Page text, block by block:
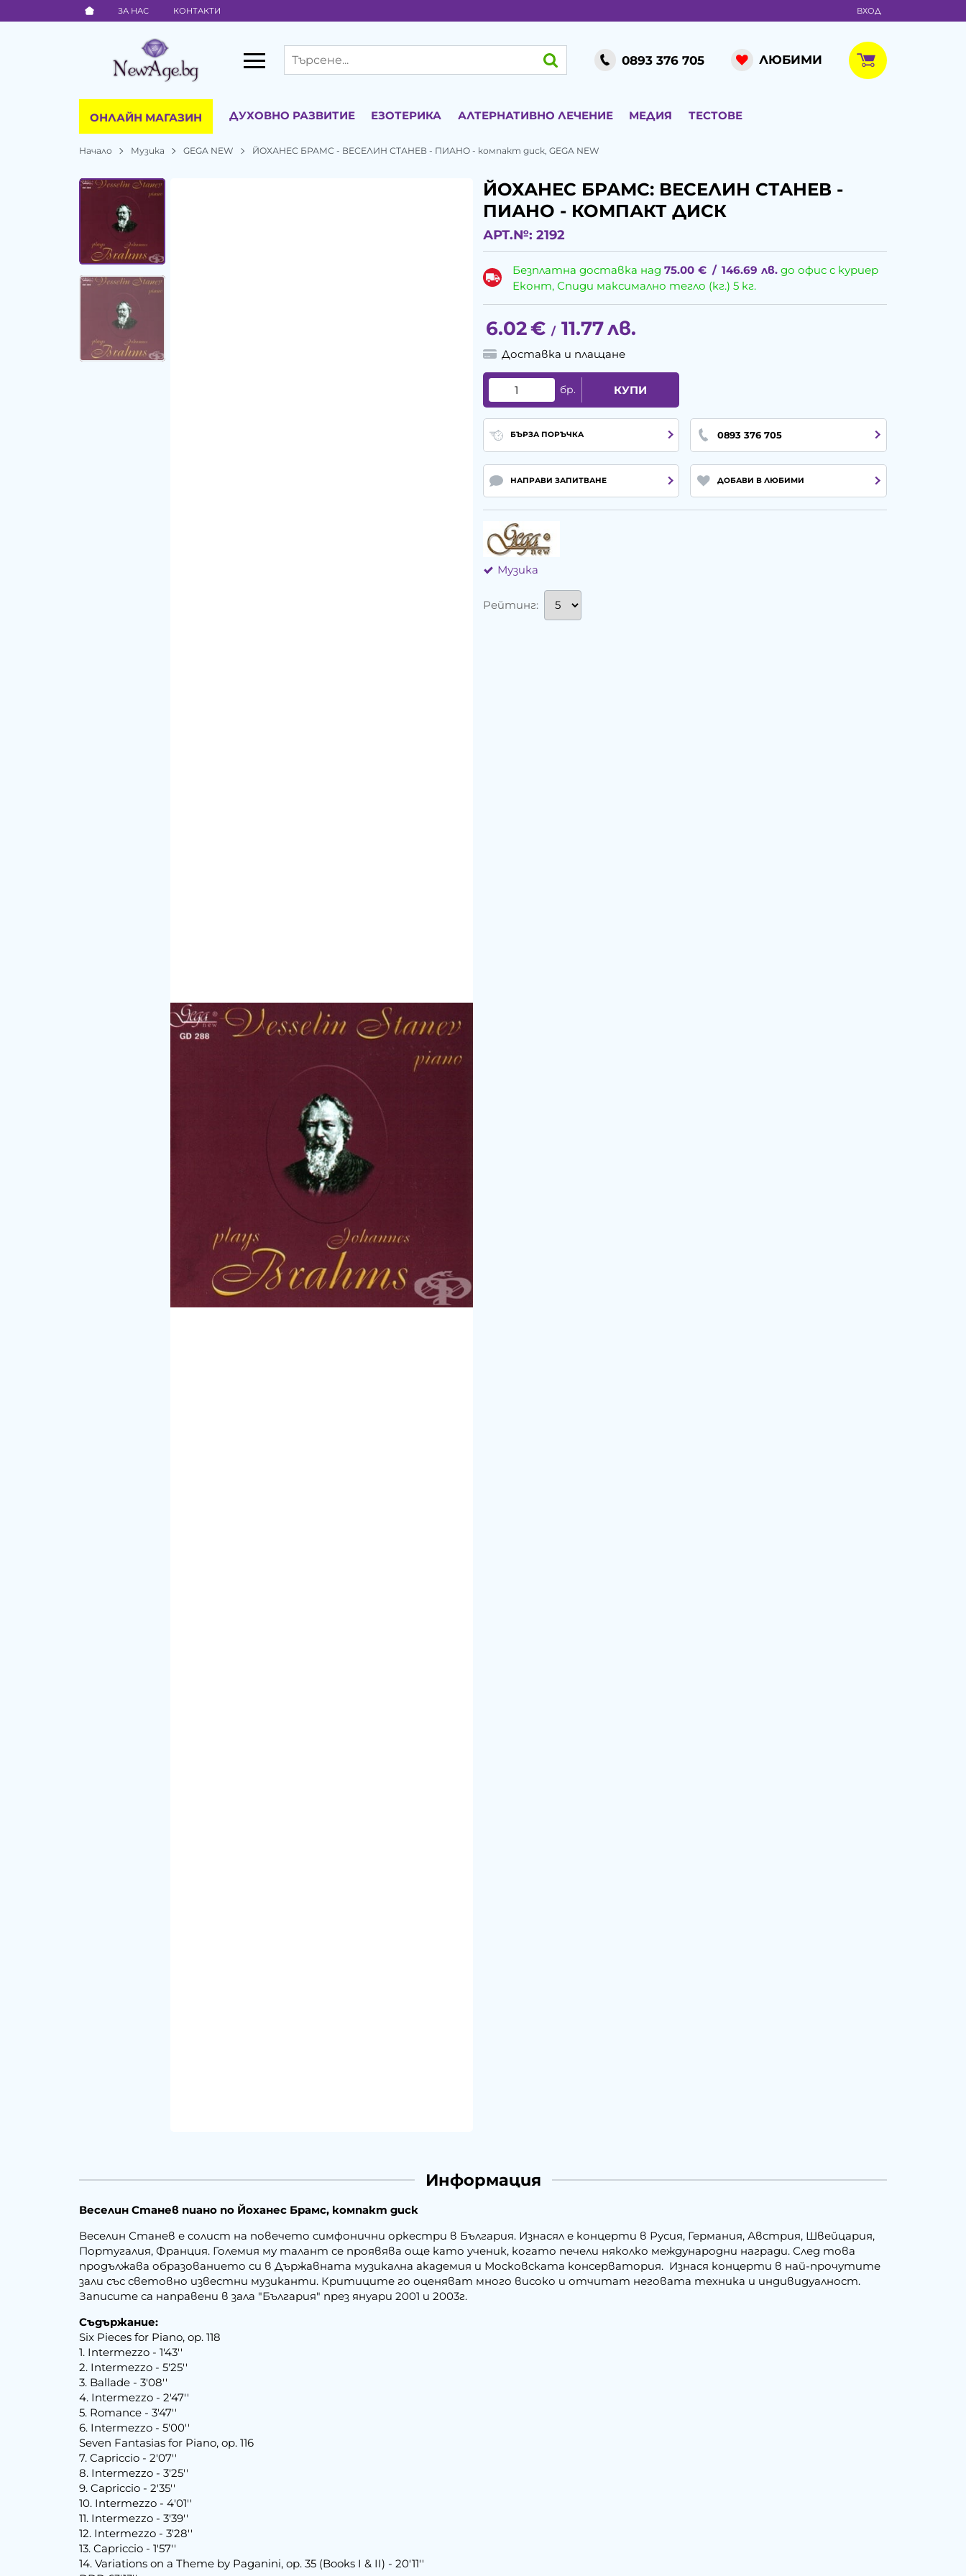
ЗА НАС КОНТАКТИ ВХОД
0893 376 705 ЛЮБИМИ
ОНЛАЙН МАГАЗИН ДУХОВНО РАЗВИТИЕ ЕЗОТЕРИКА АЛТЕРНАТИВНО ЛЕЧЕНИЕ МЕДИЯ ТЕСТОВЕ
Начало Музика GEGA NEW ЙОХАНЕС БРАМС - ВЕСЕЛИН СТАНЕВ - ПИАНО - компакт диск, GEGA NEW
ЙОХАНЕС БРАМС: ВЕСЕЛИН СТАНЕВ -
ПИАНО - КОМПАКТ ДИСК
АРТ.№: 2192
Безплатна доставка над75.00 € / 146.69 лв. до офис с куриер
Еконт, Спиди максимално тегло (кг.) 5 кг.
6.02€ / 11.77лв.
Доставка и плащане
бр. КУПИ
БЪРЗА ПОРЪЧКА 0893 376 705
НАПРАВИ ЗАПИТВАНЕ ДОБАВИ В ЛЮБИМИ
Музика
Рейтинг:
Информация
Веселин Станев пиано по Йоханес Брамс, компакт диск
Веселин Станев е солист на повечето симфонични оркестри в България. Изнасял е концерти в Русия, Германия, Австрия, Швейцария,
Португалия, Франция. Големия му талант се проявява още като ученик, когато печели няколко международни награди. След това
продължава образованието си в Държавната музикална академия и Московската консерватория. Изнася концерти в най-прочутите
зали със световно известни музиканти. Критиците го оценяват много високо и отчитат неговата техника и индивидуалност.
Записите са направени в зала "България" през януари 2001 и 2003г.
Съдържание:
Six Pieces for Piano, op. 118
1. Intermezzo - 1'43''
2. Intermezzo - 5'25''
3. Ballade - 3'08''
4. Intermezzo - 2'47''
5. Romance - 3'47''
6. Intermezzo - 5'00''
Seven Fantasias for Piano, op. 116
7. Capriccio - 2'07''
8. Intermezzo - 3'25''
9. Capriccio - 2'35''
10. Intermezzo - 4'01''
11. Intermezzo - 3'39''
12. Intermezzo - 3'28''
13. Capriccio - 1'57''
14. Variations on a Theme by Paganini, op. 35 (Books I & II) - 20'11''